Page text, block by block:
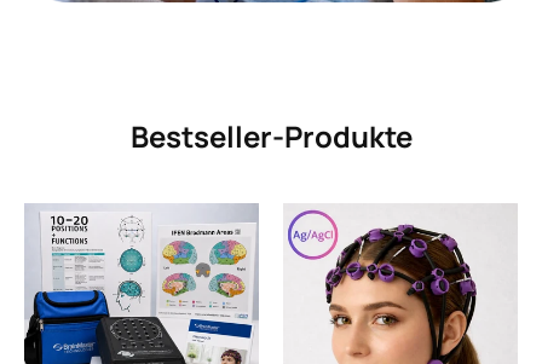
Bestseller-Produkte